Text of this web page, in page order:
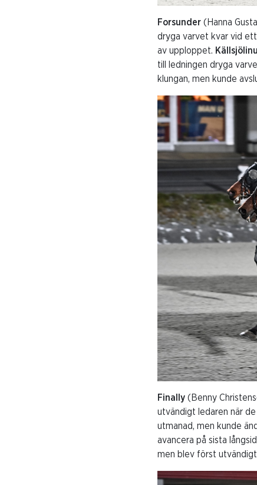
Forsunder (Hanna
dryga varvet kvar vid
av upploppet.
till ledningen dryga
klungan, men kunde
Finally (Benny
utvändigt ledaren när
utmanad, men kunde
avancera på sista
men blev först